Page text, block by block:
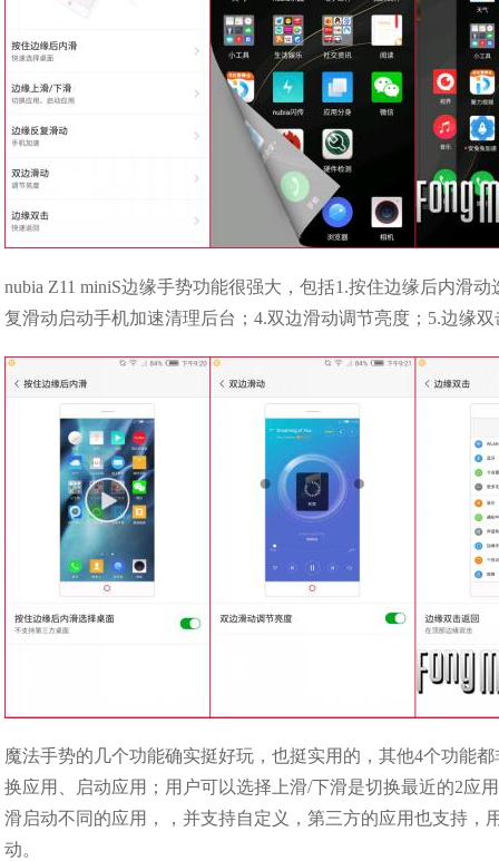
nubia Z11 miniS边缘手势功能很强大，包括1.按住边缘后内滑
复滑动启动手机加速清理后台；4.双边滑动调节亮度；5.边缘
魔法手势的几个功能确实挺好玩，也挺实用的，其他4个功能
换应用、启动应用；用户可以选择上滑/下滑是切换最近的2应
滑启动不同的应用，，并支持自定义，第三方的应用也支持
动。